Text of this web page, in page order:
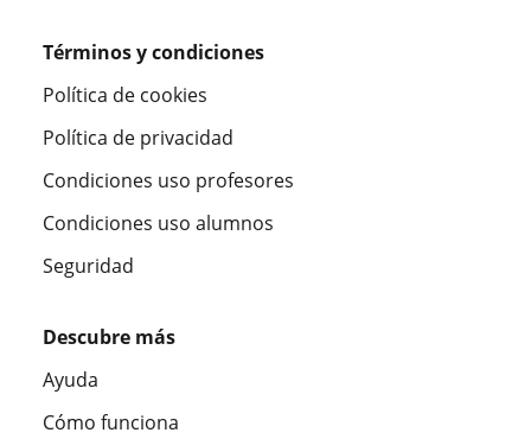
Términos y condiciones
Política de cookies
Política de privacidad
Condiciones uso profesores
Condiciones uso alumnos
Seguridad
Descubre más
Ayuda
Cómo funciona